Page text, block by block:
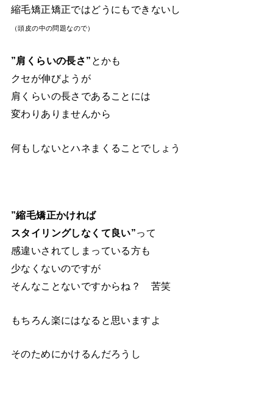
縮毛矯正矯正ではどうにもできないし
（頭皮の中の問題なので）
”肩くらいの長さ” とかも
クセが伸びようが
肩くらいの長さであることには
変わりありませんから
何もしないとハネまくることでしょう
”縮毛矯正かければ
スタイリングしなくて良い”って
感違いされてしまっている方も
少なくないのですが
そんなことないですからね？ 苦笑
もちろん楽にはなると思いますよ
そのためにかけるんだろうし